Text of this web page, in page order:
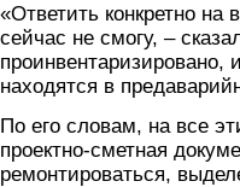
«Ответить конкретно на
сейчас не смогу, –
проинвентаризировано,
находятся в
По его словам, на все
проектно-сметная
ремонтироваться,